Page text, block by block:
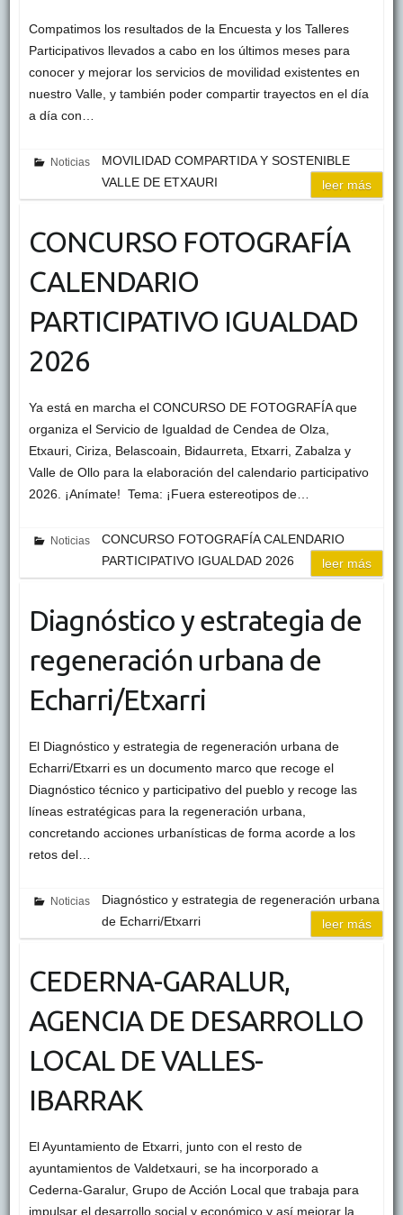
Compatimos los resultados de la Encuesta y los Talleres
Participativos llevados a cabo en los últimos meses para
conocer y mejorar los servicios de movilidad existentes en
nuestro Valle, y también poder compartir trayectos en el día
a día con…
Noticias
MOVILIDAD COMPARTIDA Y SOSTENIBLE
VALLE DE ETXAURI
leer más
CONCURSO FOTOGRAFÍA
CALENDARIO
PARTICIPATIVO IGUALDAD
2026
Ya está en marcha el CONCURSO DE FOTOGRAFÍA que
organiza el Servicio de Igualdad de Cendea de Olza,
Etxauri, Ciriza, Belascoain, Bidaurreta, Etxarri, Zabalza y
Valle de Ollo para la elaboración del calendario participativo
2026. ¡Anímate! Tema: ¡Fuera estereotipos de…
Noticias
CONCURSO FOTOGRAFÍA CALENDARIO
PARTICIPATIVO IGUALDAD 2026
leer más
Diagnóstico y estrategia de
regeneración urbana de
Echarri/Etxarri
El Diagnóstico y estrategia de regeneración urbana de
Echarri/Etxarri es un documento marco que recoge el
Diagnóstico técnico y participativo del pueblo y recoge las
líneas estratégicas para la regeneración urbana,
concretando acciones urbanísticas de forma acorde a los
retos del…
Noticias
Diagnóstico y estrategia de regeneración urbana
de Echarri/Etxarri
leer más
CEDERNA-GARALUR,
AGENCIA DE DESARROLLO
LOCAL DE VALLES-
IBARRAK
El Ayuntamiento de Etxarri, junto con el resto de
ayuntamientos de Valdetxauri, se ha incorporado a
Cederna-Garalur, Grupo de Acción Local que trabaja para
impulsar el desarrollo social y económico y así mejorar la